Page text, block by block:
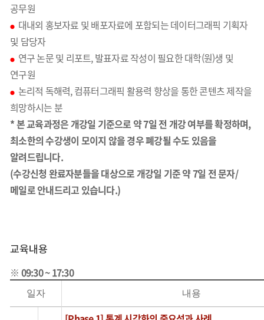
공무원
● 대내외 홍보자료 및 배포자료에 포함되는 데이터그래픽 기획자
및 담당자
● 연구 논문 및 리포트, 발표자료 작성이 필요한 대학(원)생 및
연구원
● 논리적 독해력, 컴퓨터그래픽 활용력 향상을 통한 콘텐츠 제작을
희망하시는 분
* 본 교육과정은 개강일 기준으로 약 7일 전 개강 여부를 확정하며,
최소한의 수강생이 모이지 않을 경우 폐강될 수도 있음을
알려드립니다.
(수강신청 완료자분들을 대상으로 개강일 기준 약 7일 전 문자/
메일로 안내드리고 있습니다.)
교육내용
※ 09:30 ~ 17:30
일자 내용